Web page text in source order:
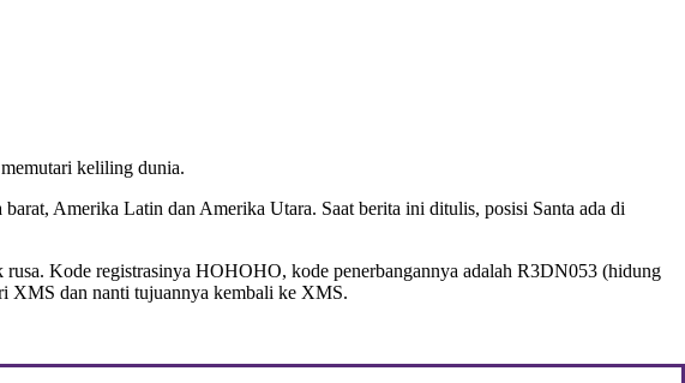
keliling dunia.
Amerika Latin dan Amerika Utara. Saat berita ini ditulis, posisi Santa ada di
Kode registrasinya HOHOHO, kode penerbangannya adalah R3DN053 (hidung
XMS dan nanti tujuannya kembali ke XMS.